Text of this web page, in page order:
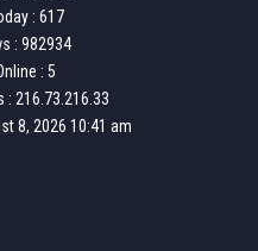
: 617
: 982934
: 5
: 216.73.216.33
8, 2026 10:41 am